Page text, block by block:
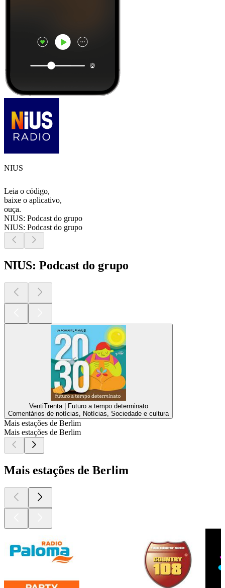
NIUS
Leia o código,
baixe o aplicativo,
ouça.
NIUS: Podcast do grupo
NIUS: Podcast do grupo
NIUS: Podcast do grupo
VentiTrenta | Futuro a tempo determinato
Comentários de notícias, Notícias, Sociedade e cultura
Mais estações de Berlim
Mais estações de Berlim
Mais estações de Berlim